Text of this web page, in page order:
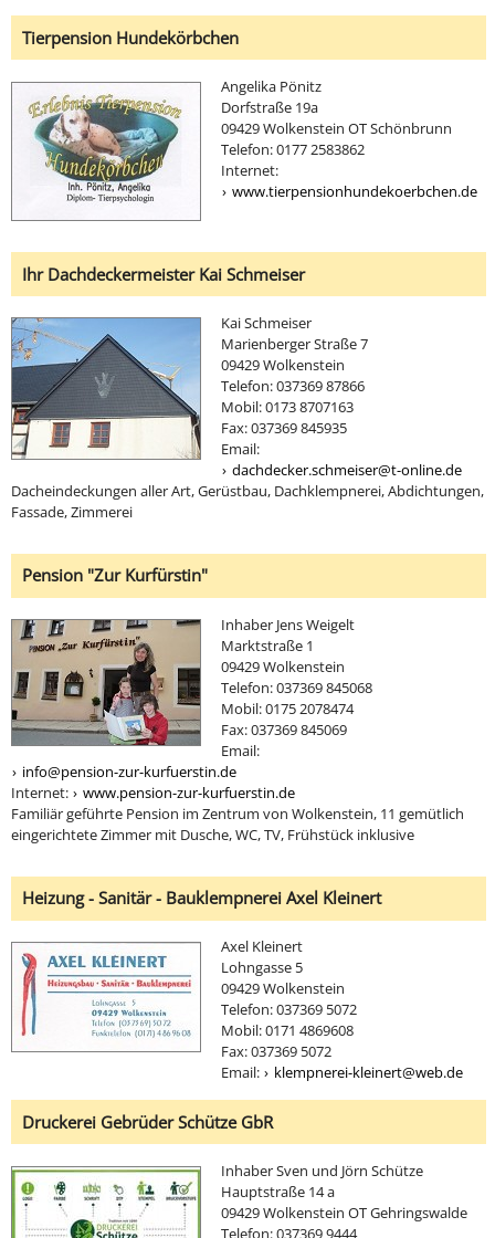
Tierpension Hundekörbchen
Angelika Pönitz
Dorfstraße 19a
09429 Wolkenstein OT Schönbrunn
Telefon: 0177 2583862
Internet:
www.tierpensionhundekoerbchen.de
Ihr Dachdeckermeister Kai Schmeiser
Kai Schmeiser
Marienberger Straße 7
09429 Wolkenstein
Telefon: 037369 87866
Mobil: 0173 8707163
Fax: 037369 845935
Email:
dachdecker.schmeiser@t-online.de
Dacheindeckungen aller Art, Gerüstbau, Dachklempnerei, Abdichtungen,
Fassade, Zimmerei
Pension "Zur Kurfürstin"
Inhaber Jens Weigelt
Marktstraße 1
09429 Wolkenstein
Telefon: 037369 845068
Mobil: 0175 2078474
Fax: 037369 845069
Email:
info@pension-zur-kurfuerstin.de
Internet:
www.pension-zur-kurfuerstin.de
Familiär geführte Pension im Zentrum von Wolkenstein, 11 gemütlich
eingerichtete Zimmer mit Dusche, WC, TV, Frühstück inklusive
Heizung - Sanitär - Bauklempnerei Axel Kleinert
Axel Kleinert
Lohngasse 5
09429 Wolkenstein
Telefon: 037369 5072
Mobil: 0171 4869608
Fax: 037369 5072
Email:
klempnerei-kleinert@web.de
Druckerei Gebrüder Schütze GbR
Inhaber Sven und Jörn Schütze
Hauptstraße 14 a
09429 Wolkenstein OT Gehringswalde
Telefon: 037369 9444